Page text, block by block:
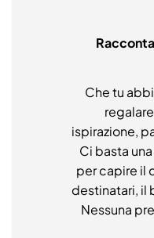
Che tu
ispirazione,
Ci basta
per capire il
destinatari, il
Nessuna